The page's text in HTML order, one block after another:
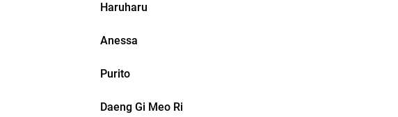
Haruharu
Anessa
Purito
Daeng Gi Meo Ri